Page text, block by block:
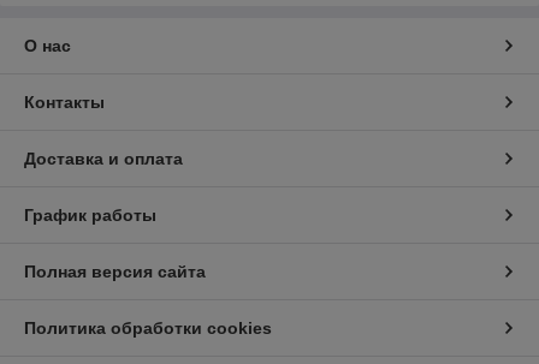
О нас
Контакты
Доставка и оплата
График работы
Полная версия сайта
Политика обработки cookies